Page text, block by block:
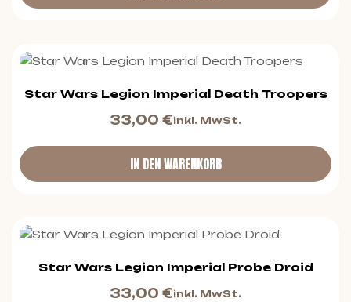
Star Wars Legion Imperial Death Troopers
33,00 €inkl. MwSt.
IN DEN WARENKORB
Star Wars Legion Imperial Probe Droid
33,00 €inkl. MwSt.